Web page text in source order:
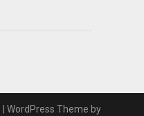
| WordPress Theme by